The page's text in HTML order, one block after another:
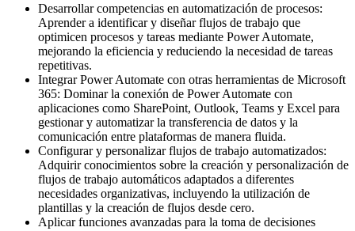
Desarrollar competencias en automatización de procesos:
Aprender a identificar y diseñar flujos de trabajo que
optimicen procesos y tareas mediante Power Automate,
mejorando la eficiencia y reduciendo la necesidad de tareas
repetitivas.
Integrar Power Automate con otras herramientas de Microsoft
365: Dominar la conexión de Power Automate con
aplicaciones como SharePoint, Outlook, Teams y Excel para
gestionar y automatizar la transferencia de datos y la
comunicación entre plataformas de manera fluida.
Configurar y personalizar flujos de trabajo automatizados:
Adquirir conocimientos sobre la creación y personalización de
flujos de trabajo automáticos adaptados a diferentes
necesidades organizativas, incluyendo la utilización de
plantillas y la creación de flujos desde cero.
Aplicar funciones avanzadas para la toma de decisiones